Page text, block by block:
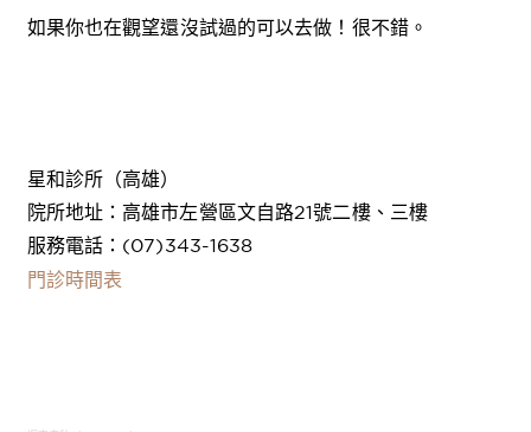
如果你也在觀望還沒試過的可以去做！很不錯。
星和診所（高雄）
院所地址：高雄市左營區文自路21號二樓、三樓
服務電話：(07)343-1638
門診時間表